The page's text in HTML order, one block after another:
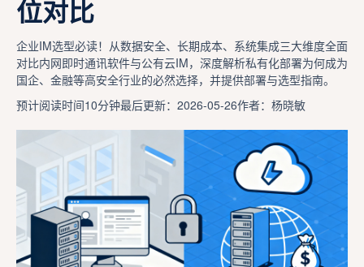
位对比
企业IM选型必读！从数据安全、长期成本、系统集成三大维度全面
对比内网即时通讯软件与公有云IM，深度解析私有化部署为何成为
国企、金融等高安全行业的必然选择，并提供部署与选型指南。
预计阅读时间10分钟最后更新：2026-05-26作者：杨晓敏